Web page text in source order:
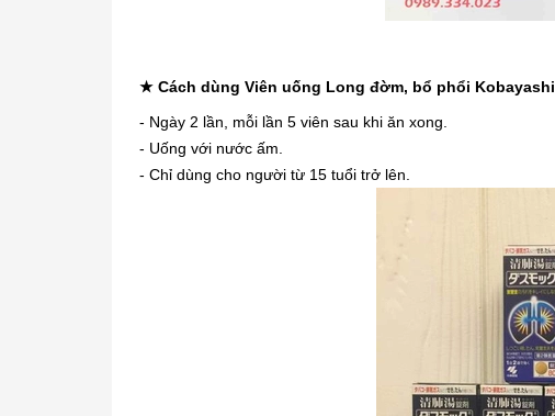
★ Cách dùng Viên uống Long đờm, bổ phổi Kobayashi
- Ngày 2 lần, mỗi lần 5 viên sau khi ăn xong.
- Uống với nước ấm.
- Chỉ dùng cho người từ 15 tuổi trở lên.